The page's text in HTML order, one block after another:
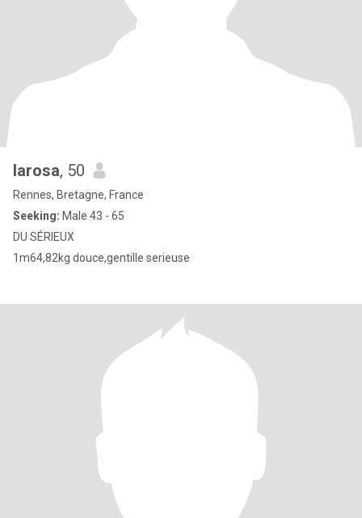
larosa, 50
Rennes, Bretagne, France
Seeking: Male 43 - 65
DU SÉRIEUX
1m64,82kg douce,gentille serieuse